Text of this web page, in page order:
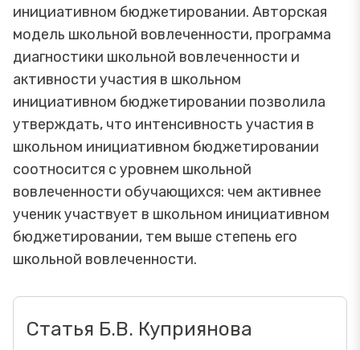
инициативном бюджетировании. Авторская
модель школьной вовлеченности, программа
диагностики школьной вовлеченности и
активности участия в школьном
инициативном бюджетировании позволила
утверждать, что интенсивность участия в
школьном инициативном бюджетировании
соотносится с уровнем школьной
вовлеченности обучающихся: чем активнее
ученик участвует в школьном инициативном
бюджетировании, тем выше степень его
школьной вовлеченности.
Статья Б.В. Куприянова